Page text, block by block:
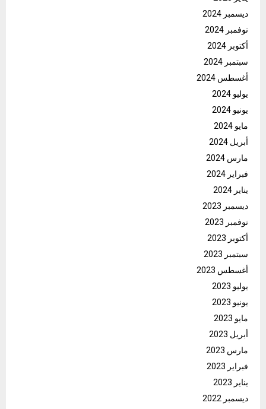
ديسمبر 2024
نوفمبر 2024
أكتوبر 2024
سبتمبر 2024
أغسطس 2024
يوليو 2024
يونيو 2024
مايو 2024
أبريل 2024
مارس 2024
فبراير 2024
يناير 2024
ديسمبر 2023
نوفمبر 2023
أكتوبر 2023
سبتمبر 2023
أغسطس 2023
يوليو 2023
يونيو 2023
مايو 2023
أبريل 2023
مارس 2023
فبراير 2023
يناير 2023
ديسمبر 2022